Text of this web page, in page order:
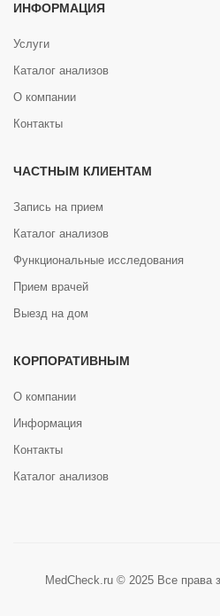
ИНФОРМАЦИЯ
Услуги
Каталог анализов
О компании
Контакты
ЧАСТНЫМ КЛИЕНТАМ
Запись на прием
Каталог анализов
Функциональные исследования
Прием врачей
Выезд на дом
КОРПОРАТИВНЫМ
О компании
Информация
Контакты
Каталог анализов
MedCheck.ru © 2025 Все права